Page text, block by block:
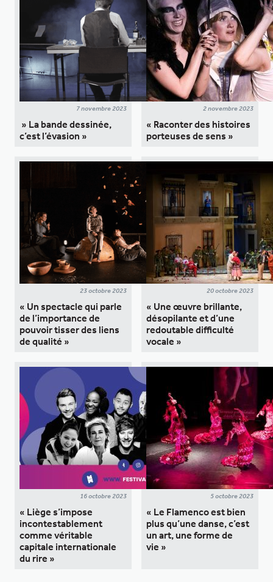
7 novembre 2023
» La bande dessinée,
c’est l’évasion »
2 novembre 2023
« Raconter des histoires
porteuses de sens »
23 octobre 2023
« Un spectacle qui parle
de l’importance de
pouvoir tisser des liens
de qualité »
20 octobre 2023
« Une œuvre brillante,
désopilante et d’une
redoutable difficulté
vocale »
16 octobre 2023
« Liège s’impose
incontestablement
comme véritable
capitale internationale
du rire »
5 octobre 2023
« Le Flamenco est bien
plus qu’une danse, c’est
un art, une forme de
vie »